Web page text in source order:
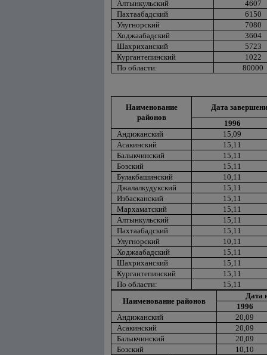
Алтынкульский
4607
Пахтаабадский
6150
Улугнорский
7080
Ходжаабадский
3604
Шахриханский
5723
Кургантепинский
1022
По области:
80000
Наименование
районов
Дата
1996
Андижанский
15,09
Асакинский
15,11
Балыкчинский
15,11
Бозский
15,11
Булакбашинский
10,11
Джалалкудукский
15,11
Избасканский
15,11
Мархаматский
15,11
Алтынкульский
15,11
Пахтаабадский
15,11
Улугнорский
10,11
Ходжаабадский
15,11
Шахриханский
15,11
Кургантепинский
15,11
По области:
15,11
Наименование районов
Дата
1996
Андижанский
20,09
Асакинский
20,09
Балыкчинский
20,09
Бозский
10,10